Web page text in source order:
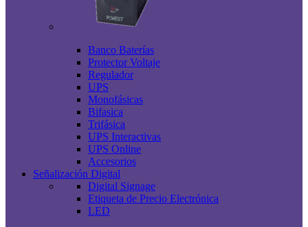
Banco Baterías
Protector Voltaje
Regulador
UPS
Monofásicas
Bifasica
Trifásica
UPS Interactivas
UPS Online
Accesorios
Señalización Digital
Digital Signage
Etiqueta de Precio Electrónica
LED